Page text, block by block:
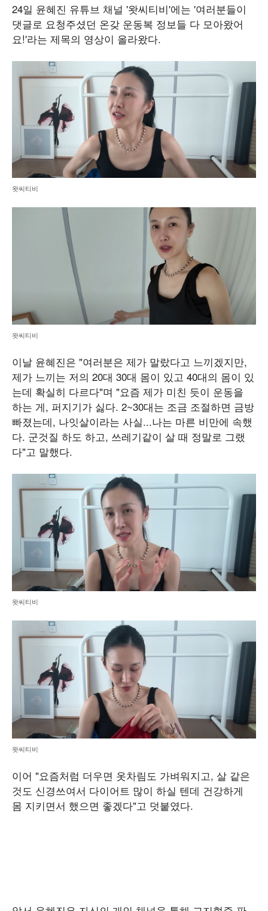
24일 윤혜진 유튜브 채널 '왓씨티비'에는 '여러분들이
댓글로 요청주셨던 온갖 운동복 정보들 다 모아왔어
요!'라는 제목의 영상이 올라왔다.
왓씨티비
왓씨티비
이날 윤혜진은 "여러분은 제가 말랐다고 느끼겠지만,
제가 느끼는 저의 20대 30대 몸이 있고 40대의 몸이 있
는데 확실히 다르다"며 "요즘 제가 미친 듯이 운동을
하는 게, 퍼지기가 싫다. 2~30대는 조금 조절하면 금방
빠졌는데, 나잇살이라는 사실...나는 마른 비만에 속했
다. 군것질 하도 하고, 쓰레기같이 살 때 정말로 그랬
다"고 말했다.
왓씨티비
왓씨티비
이어 "요즘처럼 더우면 옷차림도 가벼워지고, 살 같은
것도 신경쓰여서 다이어트 많이 하실 텐데 건강하게
몸 지키면서 했으면 좋겠다"고 덧붙였다.